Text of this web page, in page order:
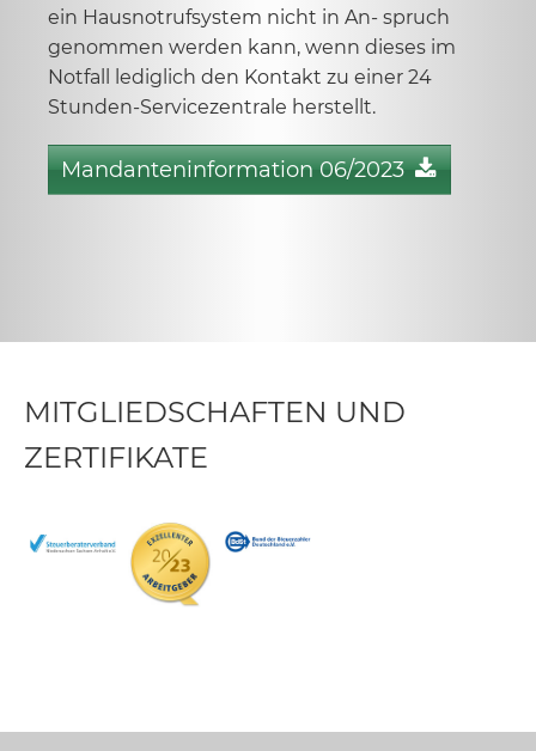
ein Hausnotrufsystem nicht in An- spruch
genommen werden kann, wenn dieses im
Notfall lediglich den Kontakt zu einer 24
Stunden-Servicezentrale herstellt.
Mandanteninformation 06/2023
MITGLIEDSCHAFTEN UND
ZERTIFIKATE